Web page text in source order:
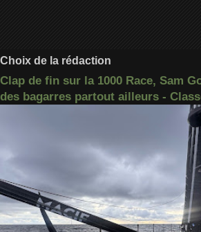
Choix de la rédaction
Clap de fin sur la 1000 Race, Sam
des bagarres partout ailleurs -